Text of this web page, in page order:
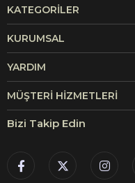
KATEGORILER
KURUMSAL
YARDIM
MÜŞTERI HIZMETLERI
Bizi Takip Edin